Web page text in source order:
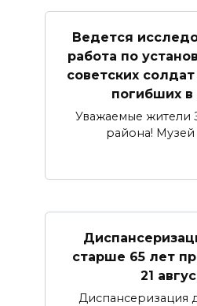
Ведется
работа по
советских
погибших в
Уважаемые жители
района!
старше 65 лет
21
Диспансеризация